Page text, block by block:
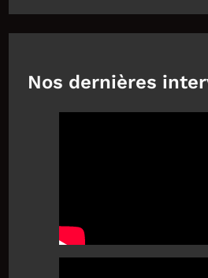
Nos dernières